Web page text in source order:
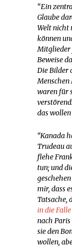
“Ein
Glaube
Welt nicht
können
Mitglieder
Beweise
Die Bilder
waren für
das wollen
“Kanada
Trudeau
flehe
tun; und
mir, dass
Tatsache,
in die
nach
sie den
wollen,